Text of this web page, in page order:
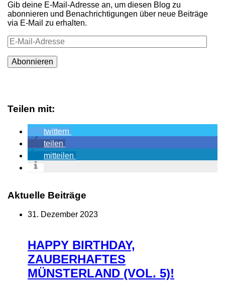
Gib deine E-Mail-Adresse an, um diesen Blog zu
abonnieren und Benachrichtigungen über neue Beiträge
via E-Mail zu erhalten.
E-
Mail-
Adresse
Abonnieren
Teilen mit:
twittern
teilen
mitteilen
Aktuelle Beiträge
31. Dezember 2023
HAPPY BIRTHDAY,
ZAUBERHAFTES
MÜNSTERLAND (VOL. 5)!